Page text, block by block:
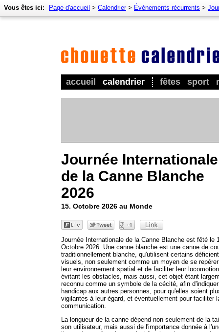
accueil calendrier fêtes sport
Vous êtes ici: Page d'accueil > Calendrier> Événements récurrents >
Journée Internationale
de la Canne Blanche
2026
15. Octobre 2026 au Monde
Journée Internationale de la Canne Blanche est fêté le
Octobre 2026. Une canne blanche est une canne de
traditionnellement blanche, qu'utilisent certains
visuels, non seulement comme un moyen de se
leur environnement spatial et de faciliter leur
évitant les obstacles, mais aussi, cet objet étant
reconnu comme un symbole de la cécité, afin
handicap aux autres personnes, pour qu'elles soient
vigilantes à leur égard, et éventuellement pour faciliter
communication.
La longueur de la canne dépend non seulement de la
son utilisateur, mais aussi de l'importance donnée à